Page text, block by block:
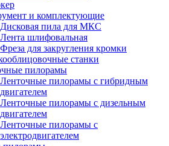
и комплектующие
Дисковая пила для МКС
Лента шлифовальная
Фреза для закругления кромки
станки
пилорамы
Ленточные пилорамы с гибридным
двигателем
Ленточные пилорамы с дизельным
двигателем
Ленточные пилорамы с
электродвигателем